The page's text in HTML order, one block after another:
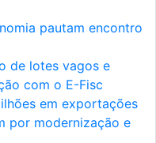
pautam encontro
de lotes vagos e
com o E-Fisc
em exportações
por modernização e